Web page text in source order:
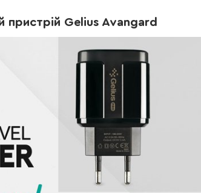
Gelius Avangard